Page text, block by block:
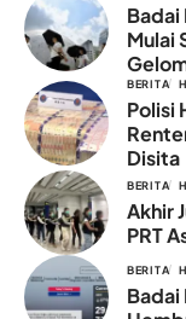
Badai
Mulai
BERITA
Polisi
Disita
BERITA
Akhir
PRT
BERITA
Badai